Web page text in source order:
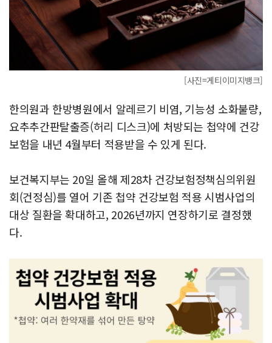
[사진=게티이미지뱅크]
한의원과 한방병원에서 알레르기 비염, 기능성 소화불량,
요추추간판탈출증(허리 디스크)에 처방되는 첩약에 건강
보험을 내년 4월부터 적용받을 수 있게 된다.
보건복지부는 20일 올해 제28차 건강보험정책심의위원
회(건정심)를 열어 기존 첩약 건강보험 적용 시범사업의
대상 질환을 확대하고, 2026년까지 연장하기로 결정했
다.